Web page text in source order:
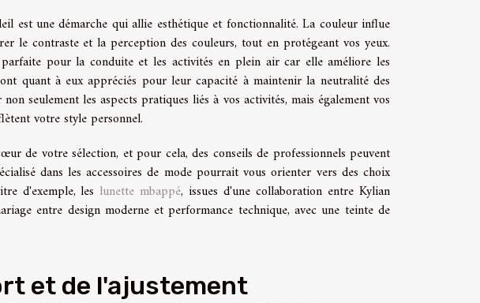
est une démarche qui allie esthétique et fonctionnalité. La couleur influe
le contraste et la perception des couleurs, tout en protégeant vos yeux.
pour la conduite et les activités en plein air car elle améliore les
quant à eux appréciés pour leur capacité à maintenir la neutralité des
seulement les aspects pratiques liés à vos activités, mais également vos
votre style personnel.
de votre sélection, et pour cela, des conseils de professionnels peuvent
dans les accessoires de mode pourrait vous orienter vers des choix
d'exemple, les lunette mbappé, issues d'une collaboration entre Kylian
entre design moderne et performance technique, avec une teinte de
et de l'ajustement